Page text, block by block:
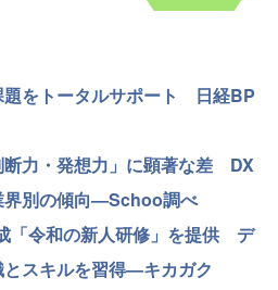
題をトータルサポート 日経BP
断力・発想力」に顕著な差 DX
界別の傾向—Schoo調べ
「令和の新人研修」を提供 デ
スキルを習得—キカガク